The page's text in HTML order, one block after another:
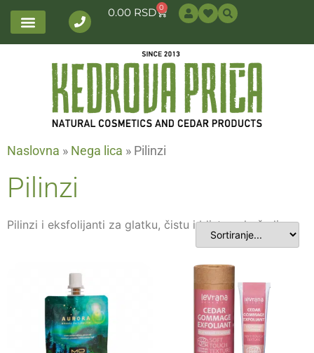
0.00 RSD 0
Naslovna » Nega lica » Pilinzi
Pilinzi
Pilinzi i eksfolijanti za glatku, čistu i blistavu kožu lica.